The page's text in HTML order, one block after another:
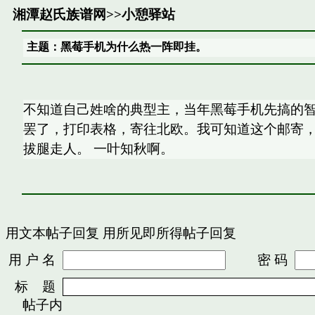
湘潭赵氏族谱网>>小憩驿站
主题：黑莓手机为什么热一阵即挂。
不知道自己姓啥的典型主，当年黑莓手机先搞的
罢了，打印表格，寄往北欧。我可知道这个邮寄
拔腿走人。 一叶知秋啊。
用文本帖子回复 用所见即所得帖子回复
用 户 名
密 码
标 题
帖子内